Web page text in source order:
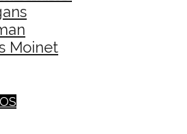
Moinet